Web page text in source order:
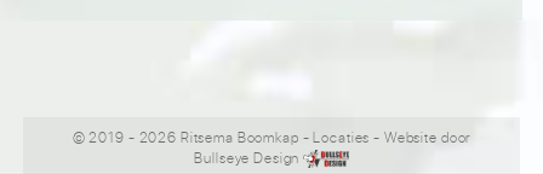
© 2019 - 2026 Ritsema Boomkap -Locaties - Website door
Bullseye Design